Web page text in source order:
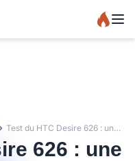
Test du HTC Desire 626 : une mise à jour qui ne se justifie pas vraiment
626 : une